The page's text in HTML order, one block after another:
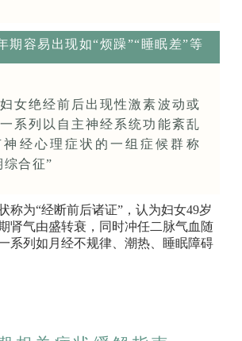
期容易出现如“烦躁”“睡眠差”等
女绝经前后出现性激素波动或
系列以自主神经系统功能紊乱
神经心理症状的一组症候群称
综合征”
称为“经断前后诸证”，认为妇女49岁
肾气由盛转衰，同时冲任二脉气血随
系列如月经不规律、潮热、睡眠障碍